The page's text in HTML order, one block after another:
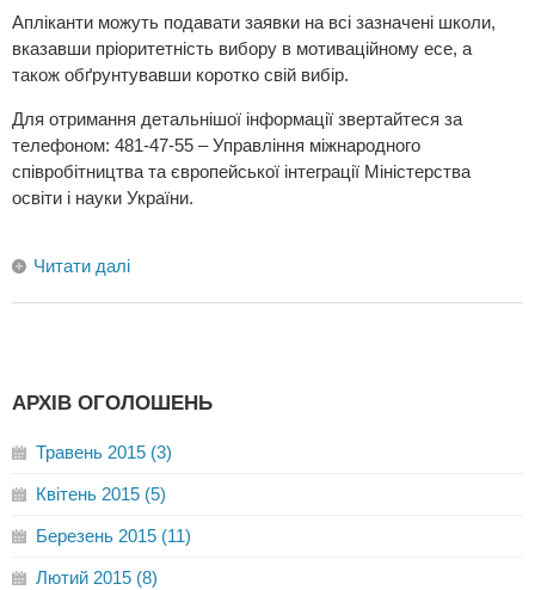
Апліканти можуть подавати заявки на всі зазначені школи,
вказавши пріоритетність вибору в мотиваційному есе, а
також обґрунтувавши коротко свій вибір.
Для отримання детальнішої інформації звертайтеся за
телефоном: 481-47-55 – Управління міжнародного
співробітництва та європейської інтеграції Міністерства
освіти і науки України.
Читати далі
АРХІВ ОГОЛОШЕНЬ
Травень 2015 (3)
Квітень 2015 (5)
Березень 2015 (11)
Лютий 2015 (8)